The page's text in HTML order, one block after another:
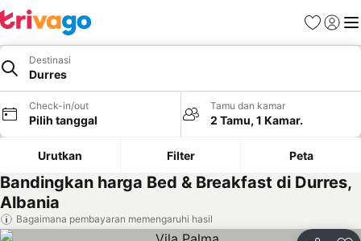
FavoritLogin
Destinasi
Durres
Check-in/out
Pilih tanggal
Tamu dan kamar
2 Tamu, 1 Kamar.
Urutkan Filter Peta
Bandingkan harga Bed & Breakfast di Durres,
Albania
Bagaimana pembayaran memengaruhi hasil